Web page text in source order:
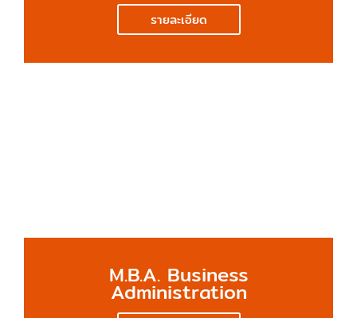
รายละเอียด
M.B.A. Business
Administration